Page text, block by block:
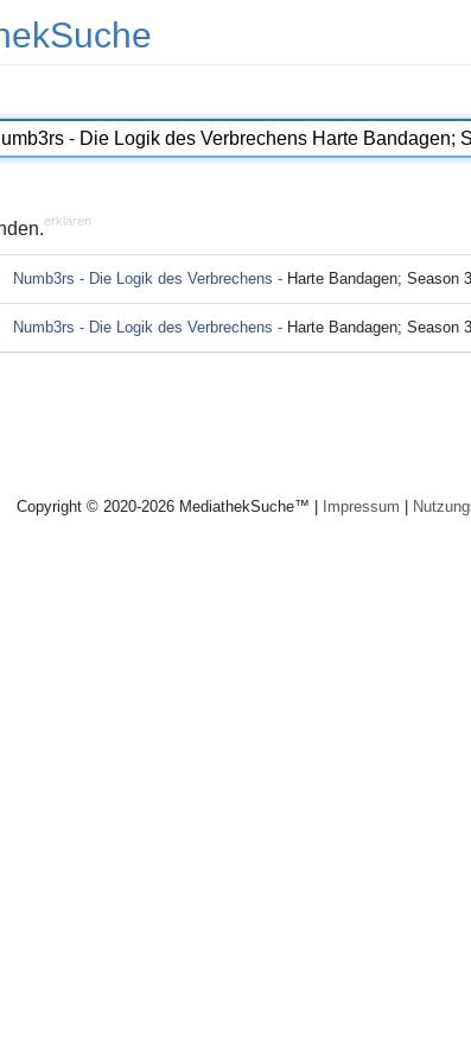
erklären
Numb3rs - Die Logik des Verbrechens - Harte Bandagen; Season
Numb3rs - Die Logik des Verbrechens - Harte Bandagen; Season
Copyright © 2020-2026 MediathekSuche™ | Impressum |